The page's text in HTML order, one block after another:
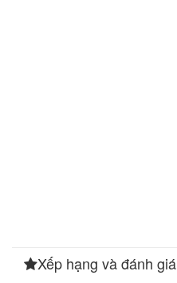
Xếp hạng và đánh giá